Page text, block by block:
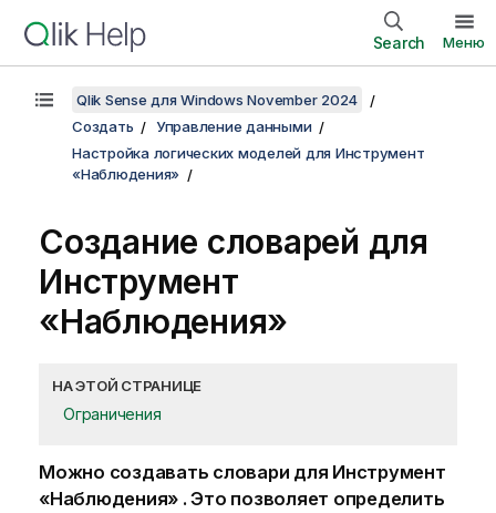
Search Меню
Qlik Sense для Windows November 2024
Создать
Управление данными
Настройка логических моделей для Инструмент
«Наблюдения»
Создание словарей для
Инструмент
«Наблюдения»
НА ЭТОЙ СТРАНИЦЕ
Ограничения
Можно создавать словари для Инструмент
«Наблюдения» . Это позволяет определить